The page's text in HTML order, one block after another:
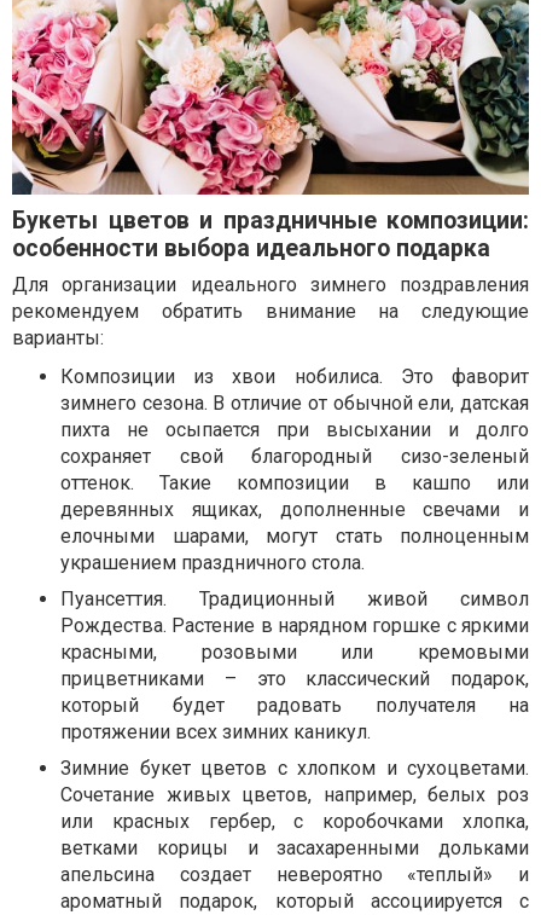
Букеты цветов и праздничные композиции:
особенности выбора идеального подарка
Для организации идеального зимнего поздравления
рекомендуем обратить внимание на следующие
варианты:
Композиции из хвои нобилиса. Это фаворит
зимнего сезона. В отличие от обычной ели, датская
пихта не осыпается при высыхании и долго
сохраняет свой благородный сизо-зеленый
оттенок. Такие композиции в кашпо или
деревянных ящиках, дополненные свечами и
елочными шарами, могут стать полноценным
украшением праздничного стола.
Пуансеттия. Традиционный живой символ
Рождества. Растение в нарядном горшке с яркими
красными, розовыми или кремовыми
прицветниками – это классический подарок,
который будет радовать получателя на
протяжении всех зимних каникул.
Зимние букет цветов с хлопком и сухоцветами.
Сочетание живых цветов, например, белых роз
или красных гербер, с коробочками хлопка,
ветками корицы и засахаренными дольками
апельсина создает невероятно «теплый» и
ароматный подарок, который ассоциируется с